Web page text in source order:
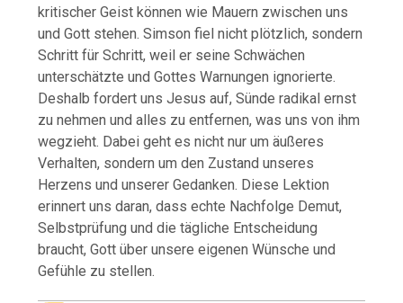
kritischer Geist können wie Mauern zwischen uns
und Gott stehen. Simson fiel nicht plötzlich, sondern
Schritt für Schritt, weil er seine Schwächen
unterschätzte und Gottes Warnungen ignorierte.
Deshalb fordert uns Jesus auf, Sünde radikal ernst
zu nehmen und alles zu entfernen, was uns von ihm
wegzieht. Dabei geht es nicht nur um äußeres
Verhalten, sondern um den Zustand unseres
Herzens und unserer Gedanken. Diese Lektion
erinnert uns daran, dass echte Nachfolge Demut,
Selbstprüfung und die tägliche Entscheidung
braucht, Gott über unsere eigenen Wünsche und
Gefühle zu stellen.